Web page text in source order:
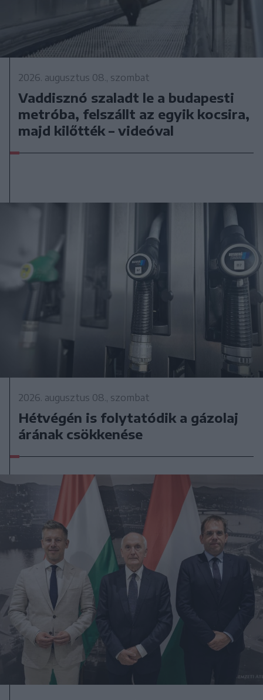
2026. augusztus 08., szombat
Vaddisznó szaladt le a budapesti
metróba, felszállt az egyik kocsira,
majd kilőtték – videóval
2026. augusztus 08., szombat
Hétvégén is folytatódik a gázolaj
árának csökkenése